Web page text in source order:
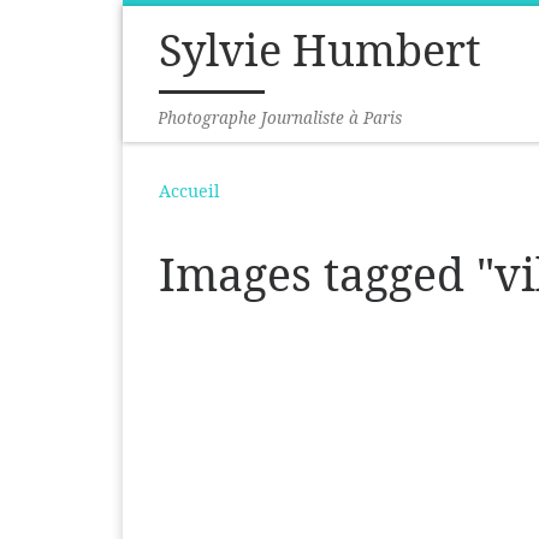
Passer au contenuSylvie Humbert
Photographe Journaliste à Paris
Accueil
Images tagged